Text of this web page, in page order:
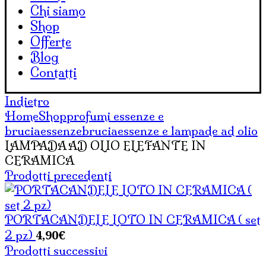
Chi siamo
Shop
Offerte
Blog
Contatti
Indietro
HomeShopprofumi essenze e
bruciaessenzebruciaessenze e lampade ad olio
LAMPADA AD OLIO ELEFANTE IN
CERAMICA
Prodotti precedenti
PORTACANDELE LOTO IN CERAMICA ( set
2 pz) 4,90€
Prodotti successivi